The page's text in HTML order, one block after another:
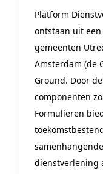
Platform
ontstaan uit
gemeenten
Amsterdam (de
Ground. Door
componenten
Formulieren
dienstverlening